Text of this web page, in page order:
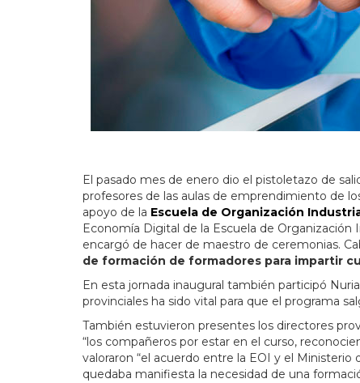
El pasado mes de enero dio el pistoletazo de
profesores de las aulas de emprendimiento de
apoyo de la Escuela de Organización
Economía Digital de la Escuela de
encargó de hacer de maestro de ceremonias.
de formación de formadores para impartir
En esta jornada inaugural también participó
provinciales ha sido vital para que el programa
También estuvieron presentes los directores
“los compañeros por estar en el curso,
valoraron “el acuerdo entre la EOI y el
quedaba manifiesta la necesidad de una